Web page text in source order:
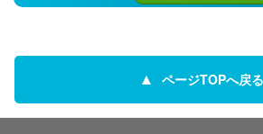
ページTOPへ戻る